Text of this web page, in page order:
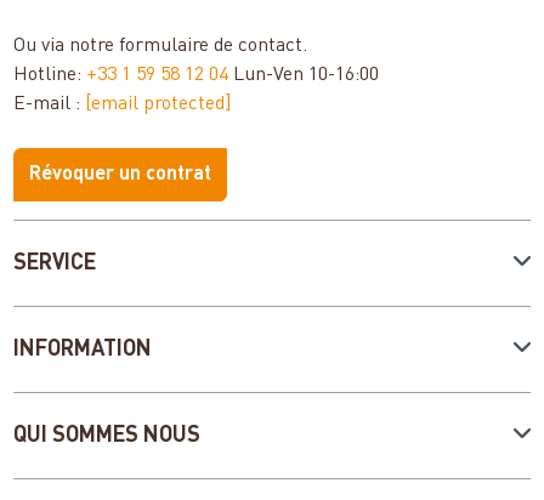
SERVICE
INFORMATION
QUI SOMMES NOUS
Ou via notreformulaire de contact.
Hotline: +33 1 59 58 12 04 Lun-Ven 10-16:00
E-mail :
[email protected]
Révoquer un contrat